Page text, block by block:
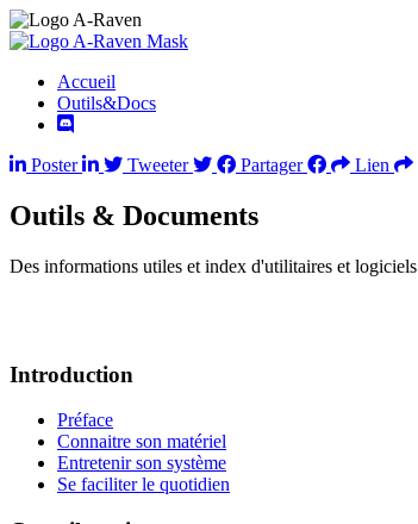
Accueil
Outils&Docs
Poster Tweeter Partager Lien
Outils & Documents
Des informations utiles et index d'utilitaires et logiciels
Introduction
Préface
Connaitre son matériel
Entretenir son système
Se faciliter le quotidien